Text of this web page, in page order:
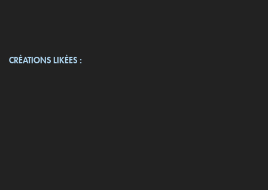
CRÉATIONS LIKÉES :